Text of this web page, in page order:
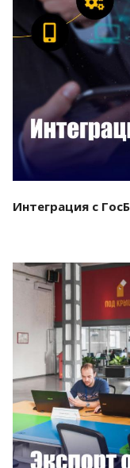
Интеграция с